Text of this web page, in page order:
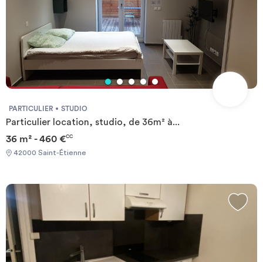
PARTICULIER STUDIO
Particulier location, studio, de 36m² à...
36 m² - 460 €CC
42000 Saint-Étienne